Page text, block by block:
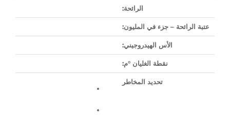
الرائحة:
عتبة الرائحة – جزء في المليون:
الأس الهيدروجيني:
نقطة الغليان °م:
تحديد المخاطر